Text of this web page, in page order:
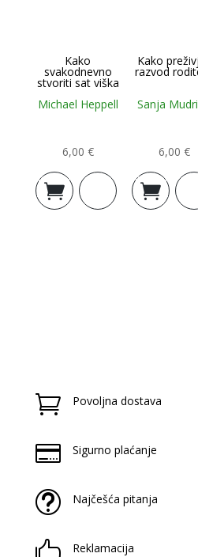
Kako
svakodnevno
stvoriti sat viška
Michael Heppell
6,00 €
Dodaj u
košaricu
Kako
razvod
Sanja
6,00€
Dodaj u
košaricu
 Povoljna dostava
 Sigurno plaćanje
t Najčešća pitanja
 Reklamacija